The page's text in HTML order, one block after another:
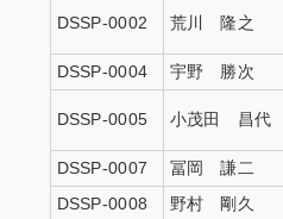
DSSP-0002 荒川 隆之
DSSP-0004
宇野 勝次
DSSP-0005 小茂田 昌代
DSSP-0007
冨岡 謙二
DSSP-0008
野村 剛久